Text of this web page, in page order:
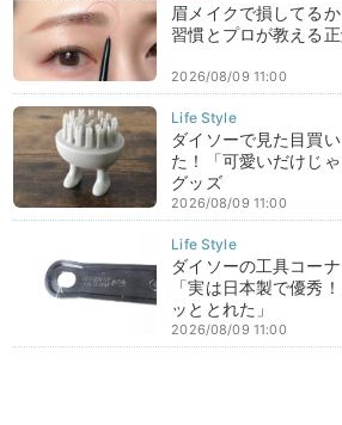
眉メイクで損してる
習慣とプロが教える
2026/08/09 11:00
ダイソーで見た目買
た！「可愛いだけじ
グッズ
2026/08/09 11:00
ダイソーの工具コー
「実は日本製で優秀
ッととれた」
2026/08/09 11:00